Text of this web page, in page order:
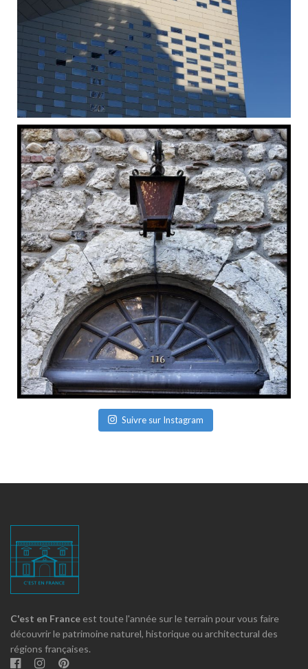
Suivre sur Instagram
C'est en France est toute l'année sur le terrain pour vous faire
découvrir le patrimoine naturel, historique ou architectural des
régions françaises.